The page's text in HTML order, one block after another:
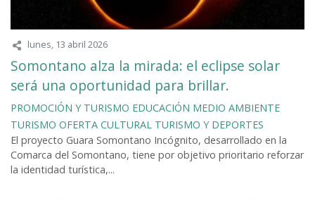
lunes, 13 abril 2026
Somontano alza la mirada: el eclipse solar
será una oportunidad para brillar.
PROMOCIÓN Y TURISMO EDUCACIÓN MEDIO AMBIENTE
TURISMO OFERTA CULTURAL TURISMO Y DEPORTES
El proyecto Guara Somontano Incógnito, desarrollado en la
Comarca del Somontano, tiene por objetivo prioritario reforzar
la identidad turística,...